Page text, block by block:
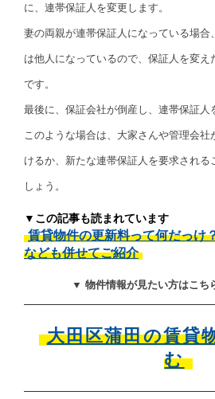
に、連帯保証人を変更します。
妻の両親が連帯保証人になっている場合
は他人になっているので、保証人を変え
です。
最後に、保証会社が倒産し、連帯保証人
このような場合は、大家さんや管理会
けるか、新たな連帯保証人を要求される
しょう。
▼この記事も読まれています
賃貸物件の更新料って何だっけ
なども併せてご紹介
▼ 物件情報が見たい方はこち
大田区蒲田の賃貸
む